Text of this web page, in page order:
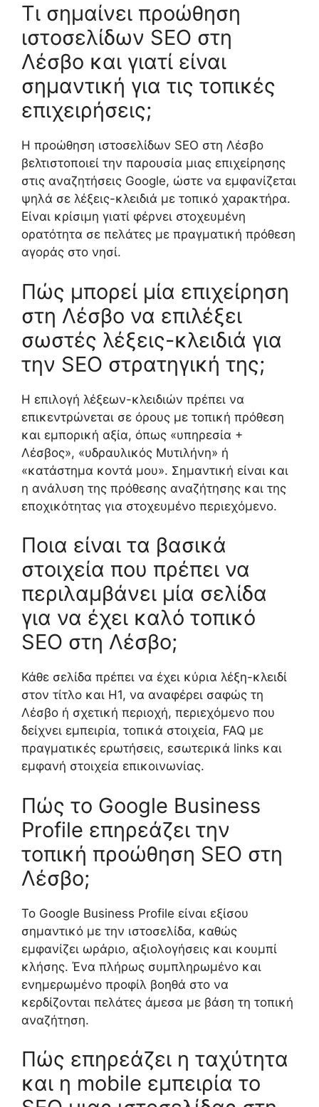
Τι σημαίνει προώθηση
ιστοσελίδων SEO στη
Λέσβο και γιατί είναι
σημαντική για τις τοπικές
επιχειρήσεις;
Η προώθηση ιστοσελίδων SEO στη Λέσβο
βελτιστοποιεί την παρουσία μιας επιχείρησης
στις αναζητήσεις Google, ώστε να εμφανίζεται
ψηλά σε λέξεις-κλειδιά με τοπικό χαρακτήρα.
Είναι κρίσιμη γιατί φέρνει στοχευμένη
ορατότητα σε πελάτες με πραγματική πρόθεση
αγοράς στο νησί.
Πώς μπορεί μία επιχείρηση
στη Λέσβο να επιλέξει
σωστές λέξεις-κλειδιά για
την SEO στρατηγική της;
Η επιλογή λέξεων-κλειδιών πρέπει να
επικεντρώνεται σε όρους με τοπική πρόθεση
και εμπορική αξία, όπως «υπηρεσία +
Λέσβος», «υδραυλικός Μυτιλήνη» ή
«κατάστημα κοντά μου». Σημαντική είναι και
η ανάλυση της πρόθεσης αναζήτησης και της
εποχικότητας για στοχευμένο περιεχόμενο.
Ποια είναι τα βασικά
στοιχεία που πρέπει να
περιλαμβάνει μία σελίδα
για να έχει καλό τοπικό
SEO στη Λέσβο;
Κάθε σελίδα πρέπει να έχει κύρια λέξη-κλειδί
στον τίτλο και H1, να αναφέρει σαφώς τη
Λέσβο ή σχετική περιοχή, περιεχόμενο που
δείχνει εμπειρία, τοπικά στοιχεία, FAQ με
πραγματικές ερωτήσεις, εσωτερικά links και
εμφανή στοιχεία επικοινωνίας.
Πώς το Google Business
Profile επηρεάζει την
τοπική προώθηση SEO στη
Λέσβο;
Το Google Business Profile είναι εξίσου
σημαντικό με την ιστοσελίδα, καθώς
εμφανίζει ωράριο, αξιολογήσεις και κουμπί
κλήσης. Ένα πλήρως συμπληρωμένο και
ενημερωμένο προφίλ βοηθά στο να
κερδίζονται πελάτες άμεσα με βάση τη τοπική
αναζήτηση.
Πώς επηρεάζει η ταχύτητα
και η mobile εμπειρία το